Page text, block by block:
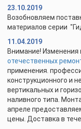
23.10.2019
Возобновляем
материалов серии
11.04.2019
Внимание! Изменения
отечественных
применения.
конструкционного и
вертикальных и
наливного типа.
апреле
цены. Доставка в